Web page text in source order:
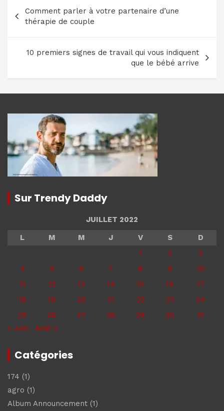
de
l’article
Comment parler à votre partenaire d’une
thérapie de couple
10 premiers signes de travail qui vous indiquent
que le bébé arrive
Sur Trendy Daddy
JUILLET 2022
L
M M J V S
D
1
2
3
4
5 6 7 8 9
10
11
12 13 14 15 16
17
18
19 20 21 22 23
24
25
26 27 28 29 30
31
« Juin
Août »
Catégories
174 (1)
agro (1)
Album Announcement (1)